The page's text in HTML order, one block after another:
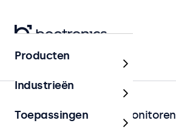
Touchscreens
10 inch touchscreen monitoren
Producten
Industrieën
Toepassingen